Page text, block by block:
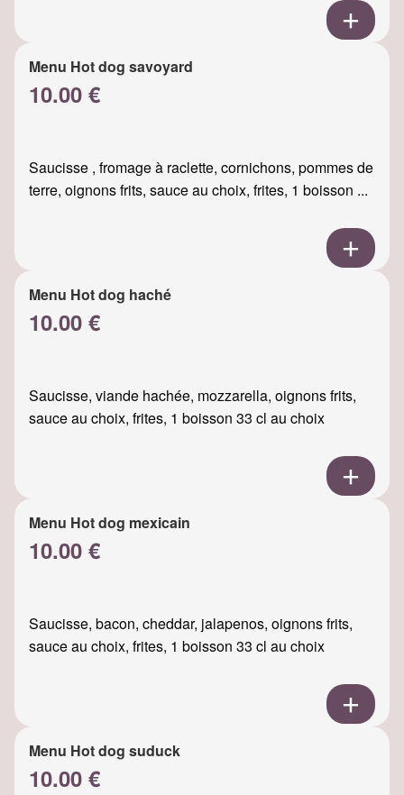
Menu Hot dog savoyard
10.00 €
Saucisse , fromage à raclette, cornichons, pommes de
terre, oignons frits, sauce au choix, frites, 1 boisson ...
Menu Hot dog haché
10.00 €
Saucisse, viande hachée, mozzarella, oignons frits,
sauce au choix, frites, 1 boisson 33 cl au choix
Menu Hot dog mexicain
10.00 €
Saucisse, bacon, cheddar, jalapenos, oignons frits,
sauce au choix, frites, 1 boisson 33 cl au choix
Menu Hot dog suduck
10.00 €